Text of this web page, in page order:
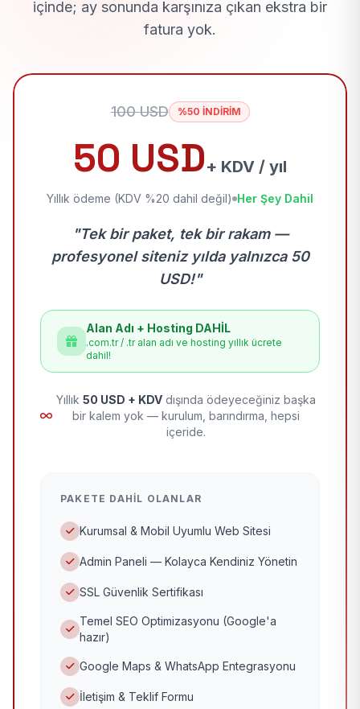
içinde; ay sonunda karşınıza çıkan ekstra bir
fatura yok.
100 USD %50 İNDİRİM
50 USD+ KDV / yıl
Yıllık ödeme (KDV %20 dahil değil) Her Şey Dahil
"Tek bir paket, tek bir rakam —
profesyonel siteniz yılda yalnızca 50
USD!"
Alan Adı + Hosting DAHİL
.com.tr / .tr alan adı ve hosting yıllık ücrete
dahil!
Yıllık 50 USD + KDV dışında ödeyeceğiniz başka
bir kalem yok — kurulum, barındırma, hepsi
içeride.
PAKETE DAHIL OLANLAR
Kurumsal & Mobil Uyumlu Web Sitesi
Admin Paneli — Kolayca Kendiniz Yönetin
SSL Güvenlik Sertifikası
Temel SEO Optimizasyonu (Google'a
hazır)
Google Maps & WhatsApp Entegrasyonu
İletişim & Teklif Formu